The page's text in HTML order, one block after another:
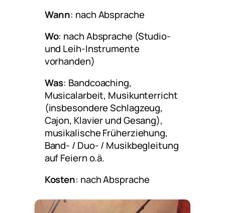
Wann: nach Absprache
Wo: nach Absprache (Studio-
und Leih-Instrumente
vorhanden)
Was: Bandcoaching,
Musicalarbeit, Musikunterricht
(insbesondere Schlagzeug,
Cajon, Klavier und Gesang),
musikalische Früherziehung,
Band- / Duo- / Musikbegleitung
auf Feiern o.ä.
Kosten: nach Absprache